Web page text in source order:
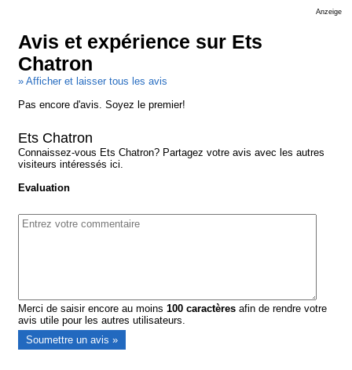
Anzeige
Avis et expérience sur Ets
Chatron
» Afficher et laisser tous les avis
Pas encore d'avis. Soyez le premier!
Ets Chatron
Connaissez-vous Ets Chatron? Partagez votre avis avec les autres
visiteurs intéressés ici.
Evaluation
Merci de saisir encore au moins100 caractères afin de rendre votre
avis utile pour les autres utilisateurs.